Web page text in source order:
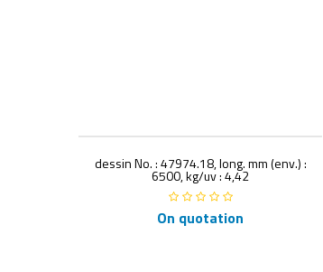
dessin No. : 47974.18, long. mm (env.) :
6500, kg/uv : 4,42
On quotation